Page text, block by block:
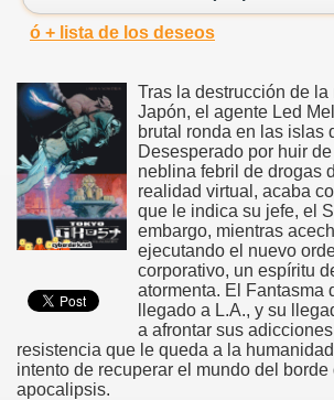
ó + lista de los deseos
Tras la destrucción de
Japón, el agente Led
brutal ronda en las islas
Desesperado por huir
neblina febril de drogas
realidad virtual, acaba
que le indica su jefe, el
embargo, mientras
ejecutando el nuevo
corporativo, un espíritu
atormenta. El Fantasma
llegado a L.A., y su
a afrontar sus
resistencia que le queda a la
intento de recuperar el mundo del borde
apocalipsis.